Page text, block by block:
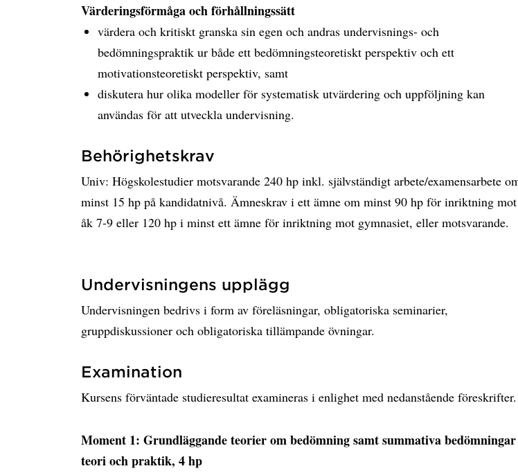
Värderingsförmåga och förhållningssätt
värdera och kritiskt granska sin egen och andras undervisnings- och
bedömningspraktik ur både ett bedömningsteoretiskt perspektiv och ett
motivationsteoretiskt perspektiv, samt
diskutera hur olika modeller för systematisk utvärdering och uppföljning kan
användas för att utveckla undervisning.
Behörighetskrav
Univ: Högskolestudier motsvarande 240 hp inkl. självständigt arbete/examensarbete
minst 15 hp på kandidatnivå. Ämneskrav i ett ämne om minst 90 hp för inriktning mot
åk 7-9 eller 120 hp i minst ett ämne för inriktning mot gymnasiet, eller motsvarande.
Undervisningens upplägg
Undervisningen bedrivs i form av föreläsningar, obligatoriska seminarier,
gruppdiskussioner och obligatoriska tillämpande övningar.
Examination
Kursens förväntade studieresultat examineras i enlighet med nedanstående föreskrifter.
Moment 1: Grundläggande teorier om bedömning samt summativa
teori och praktik, 4 hp